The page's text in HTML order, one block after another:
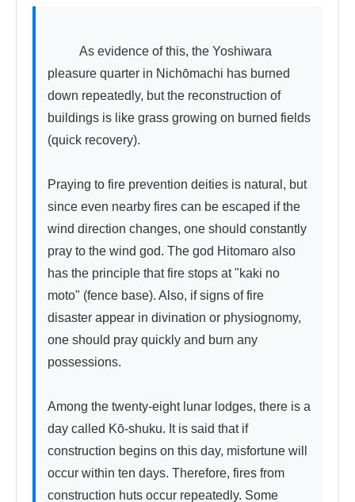
pleasure quarter in Nichōmachi has burned
down repeatedly, but the reconstruction of
buildings is like grass growing on burned fields
(quick recovery).
Praying to fire prevention deities is natural, but
since even nearby fires can be escaped if the
wind direction changes, one should constantly
pray to the wind god. The god Hitomaro also
has the principle that fire stops at "kaki no
moto" (fence base). Also, if signs of fire
disaster appear in divination or physiognomy,
one should pray quickly and burn any
possessions.
Among the twenty-eight lunar lodges, there is a
day called Kō-shuku. It is said that if
construction begins on this day, misfortune will
occur within ten days. Therefore, fires from
construction huts occur repeatedly. Some